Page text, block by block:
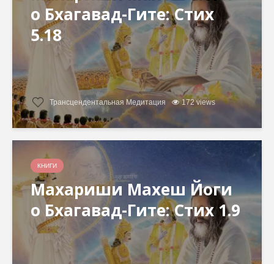
о Бхагавад-Гите: Стих
5.18
Трансцендентальная Медитация 172 views
КНИГИ
Махариши Махеш Йоги
о Бхагавад-Гите: Стих 1.9